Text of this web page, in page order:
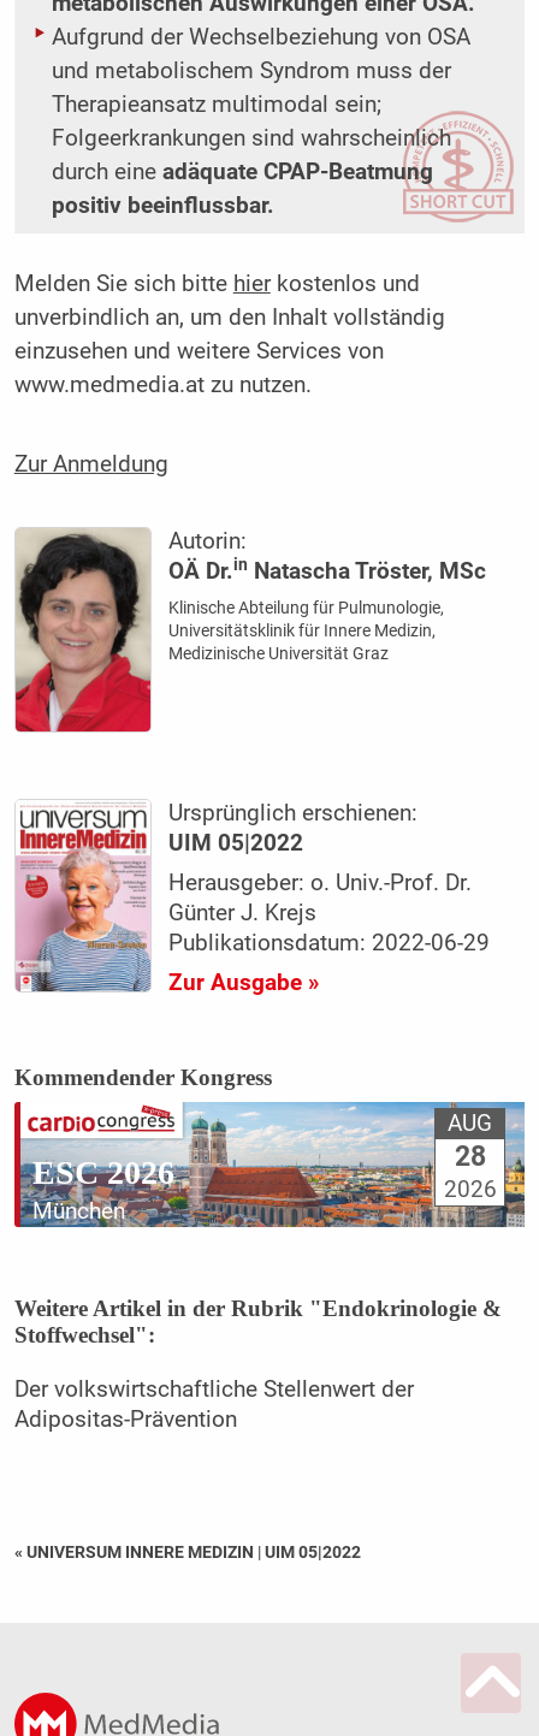
Aufgrund der Wechselbeziehung von OSA
und metabolischem Syndrom muss der
Therapieansatz multimodal sein;
Folgeerkrankungen sind wahrscheinlich
durch eine adäquate CPAP-Beatmung
positiv beeinflussbar.
Melden Sie sich bitte hierkostenlos und
unverbindlich an, um den Inhalt vollständig
einzusehen und weitere Services von
www.medmedia.at zu nutzen.
Zur Anmeldung
Autorin:
OÄ Dr.in Natascha Tröster, MSc
Klinische Abteilung für Pulmunologie,
Universitätsklinik für Innere Medizin,
Medizinische Universität Graz
Ursprünglich erschienen:
UIM 05|2022
Herausgeber: o. Univ.-Prof. Dr.
Günter J. Krejs
Publikationsdatum: 2022-06-29
Zur Ausgabe »
Kommendender Kongress
ESC 2026
München
AUG
28
2026
Weitere Artikel in der Rubrik "Endokrinologie &
Stoffwechsel":
Der volkswirtschaftliche Stellenwert der
Adipositas-Prävention
« UNIVERSUM INNERE MEDIZIN |UIM 05|2022